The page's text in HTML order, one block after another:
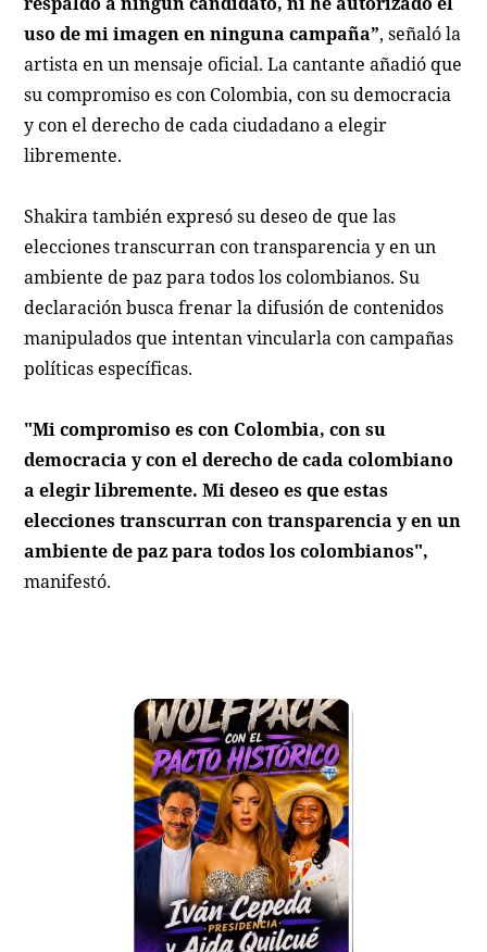
uso de mi imagen en ninguna campaña”, señaló la
artista en un mensaje oficial. La cantante añadió que
su compromiso es con Colombia, con su democracia
y con el derecho de cada ciudadano a elegir
libremente.
Shakira también expresó su deseo de que las
elecciones transcurran con transparencia y en un
ambiente de paz para todos los colombianos. Su
declaración busca frenar la difusión de contenidos
manipulados que intentan vincularla con campañas
políticas específicas.
"Mi compromiso es con Colombia, con su
democracia y con el derecho de cada colombiano
a elegir libremente. Mi deseo es que estas
elecciones transcurran con transparencia y en un
ambiente de paz para todos los colombianos",
manifestó.